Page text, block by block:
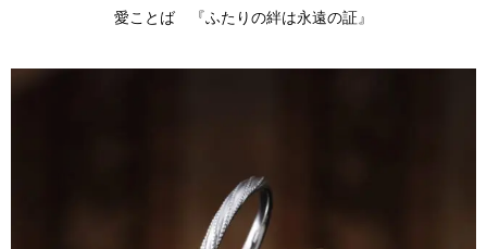
愛ことば 『ふたりの絆は永遠の証』